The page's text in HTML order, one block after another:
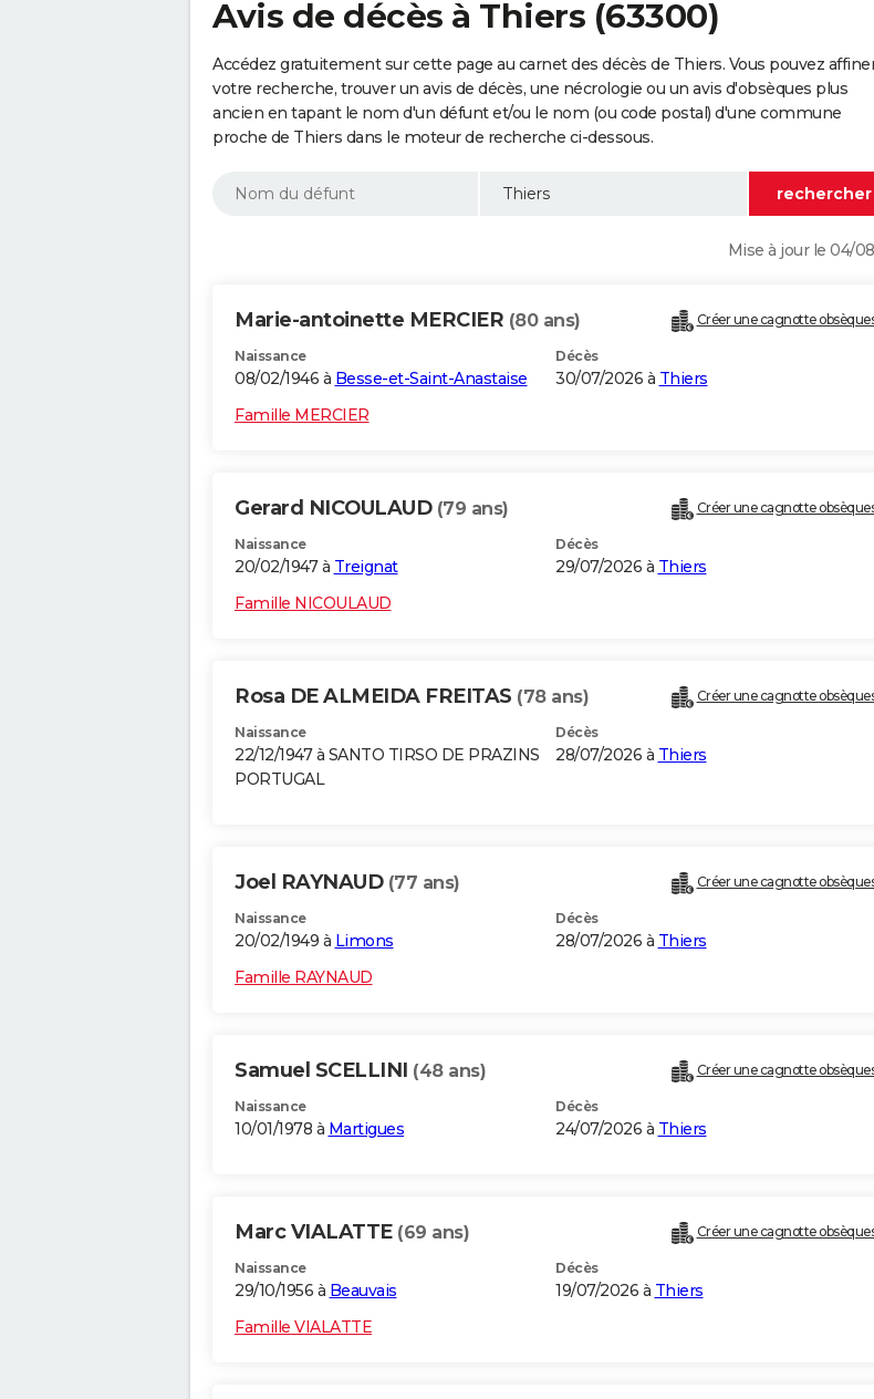
Avis de décès à Thiers (63300)
Accédez gratuitement sur cette page au carnet des décès de Thiers. Vous pouvez
votre recherche, trouver un avis de décès, une nécrologie ou un avis d'obsèques plus
ancien en tapant le nom d'un défunt et/ou le nom (ou code postal) d'une commune
proche de Thiers dans le moteur de recherche ci-dessous.
Mise à jour le 04/
Marie-antoinette MERCIER (80 ans) Créer une cagnotte
Naissance
08/02/1946 à Besse-et-Saint-Anastaise
Décès
30/07/2026 à Thiers
Famille MERCIER
Gerard NICOULAUD (79 ans) Créer une cagnotte
Naissance
20/02/1947 à Treignat
Décès
29/07/2026 à Thiers
Famille NICOULAUD
Rosa DE ALMEIDA FREITAS (78 ans) Créer une cagnotte
Naissance
22/12/1947 à SANTO TIRSO DE PRAZINS
PORTUGAL
Décès
28/07/2026 à Thiers
Joel RAYNAUD (77 ans) Créer une cagnotte
Naissance
20/02/1949 à Limons
Décès
28/07/2026 à Thiers
Famille RAYNAUD
Samuel SCELLINI (48 ans) Créer une cagnotte
Naissance
10/01/1978 à Martigues
Décès
24/07/2026 à Thiers
Marc VIALATTE (69 ans) Créer une cagnotte
Naissance
29/10/1956 à Beauvais
Décès
19/07/2026 à Thiers
Famille VIALATTE